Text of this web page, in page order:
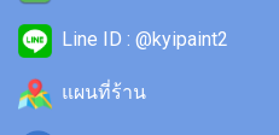
Line ID : @kyipaint2
แผนที่ร้าน